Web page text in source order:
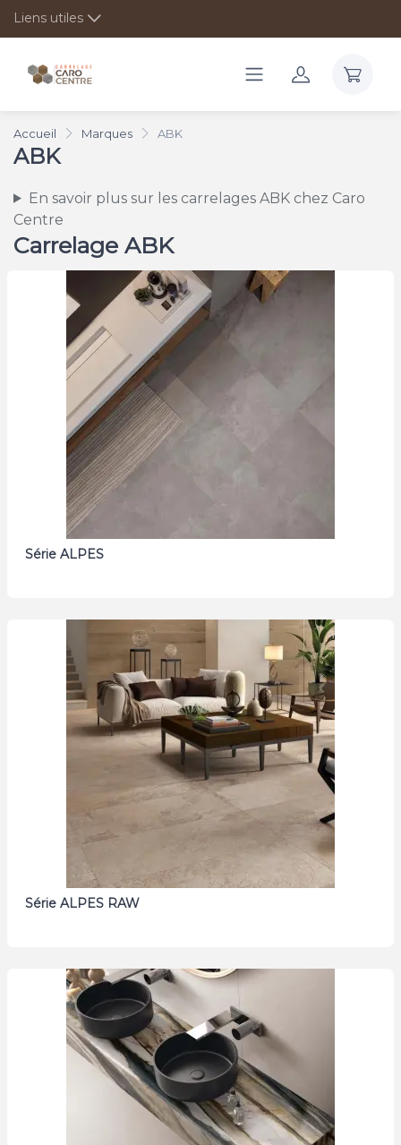
Liens utiles
Accueil Marques ABK
ABK
En savoir plus sur les carrelages ABK chez Caro
Centre
Carrelage ABK
Série ALPES
Série ALPES RAW